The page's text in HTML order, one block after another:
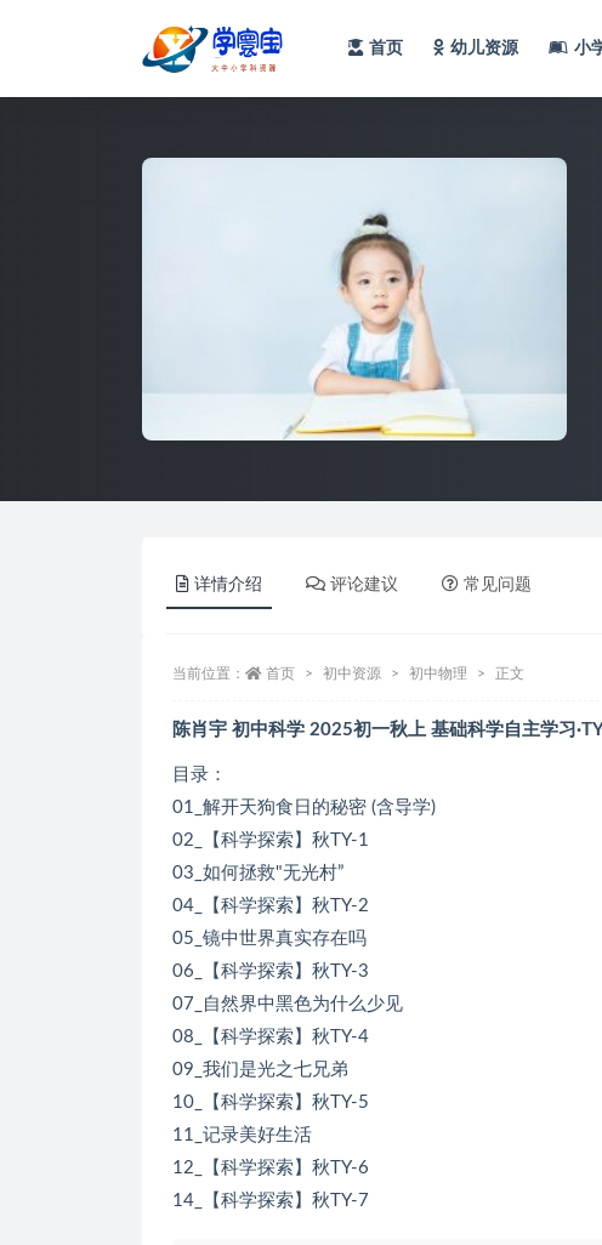
首页 幼儿资源 小
详情介绍 评论建议 常见问题
当前位置： 首页 初中资源 初中物理 正文
陈肖宇 初中科学 2025初一秋上 基础科学自主学习·TY
目录：
01_解开天狗食日的秘密 (含导学)
02_【科学探索】秋TY-1
03_如何拯救"无光村”
04_【科学探索】秋TY-2
05_镜中世界真实存在吗
06_【科学探索】秋TY-3
07_自然界中黑色为什么少见
08_【科学探索】秋TY-4
09_我们是光之七兄弟
10_【科学探索】秋TY-5
11_记录美好生活
12_【科学探索】秋TY-6
14_【科学探索】秋TY-7